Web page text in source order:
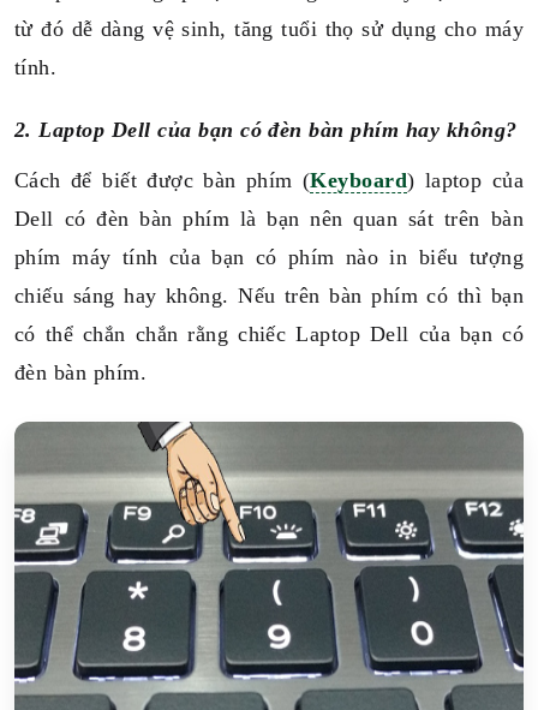
từ đó dễ dàng vệ sinh, tăng tuổi thọ sử dụng cho máy
tính.
2. Laptop Dell của bạn có đèn bàn phím hay không?
Cách để biết được bàn phím (Keyboard) laptop của
Dell có đèn bàn phím là bạn nên quan sát trên bàn
phím máy tính của bạn có phím nào in biểu tượng
chiếu sáng hay không. Nếu trên bàn phím có thì bạn
có thể chắn chắn rằng chiếc Laptop Dell của bạn có
đèn bàn phím.